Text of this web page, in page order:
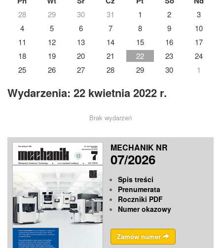
28 29 30 31 1 2
3
4
5 6 7 8 9
10
11
12 13 14 15 16
17
18
19 20 21 22 23
24
25
26 27 28 29 30 1
Wydarzenia: 22 kwietnia 2022 r.
Brak wydarzeń
MECHANIK NR
07/2026
Spis treści
Prenumerata
Roczniki PDF
Numer okazowy
Zamów numer